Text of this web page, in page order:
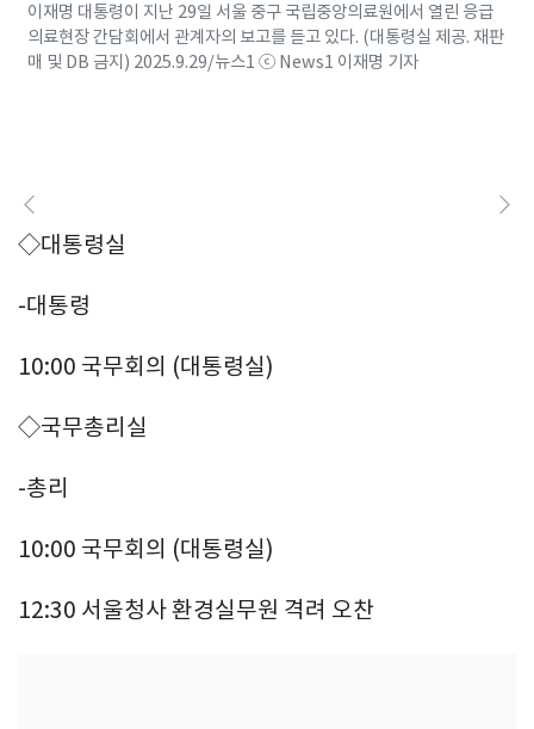
이재명 대통령이 지난 29일 서울 중구 국립중앙의료원에서 열린 응급
의료현장 간담회에서 관계자의 보고를 듣고 있다. (대통령실 제공. 재판
매 및 DB 금지) 2025.9.29/뉴스1 ⓒ News1 이재명 기자
◇대통령실
-대통령
10:00 국무회의 (대통령실)
◇국무총리실
-총리
10:00 국무회의 (대통령실)
12:30 서울청사 환경실무원 격려 오찬